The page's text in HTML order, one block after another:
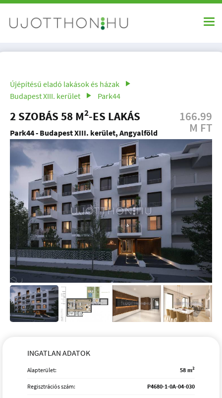
Újépítésű eladó lakások és házak
Budapest XIII. kerület
Park44
2 SZOBÁS 58 M2-ES LAKÁS
Park44 - Budapest XIII. kerület, Angyalföld
166.99
M FT
INGATLAN ADATOK
Alapterület: 58 m2
Regisztrációs szám: P4680-1-0A-04-030